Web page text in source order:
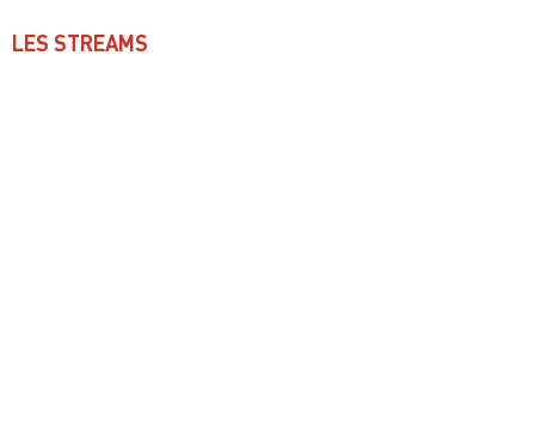
LES STREAMS